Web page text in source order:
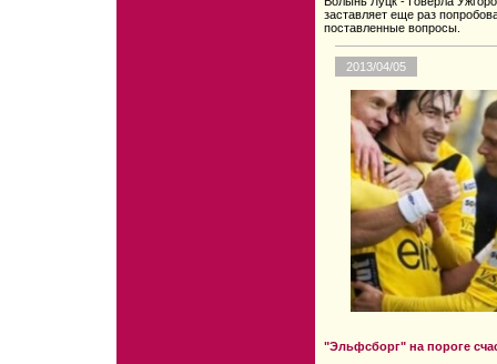
заставляет еще раз
поставленные вопросы.
2013/04/05
"Эльфсборг" на пороге